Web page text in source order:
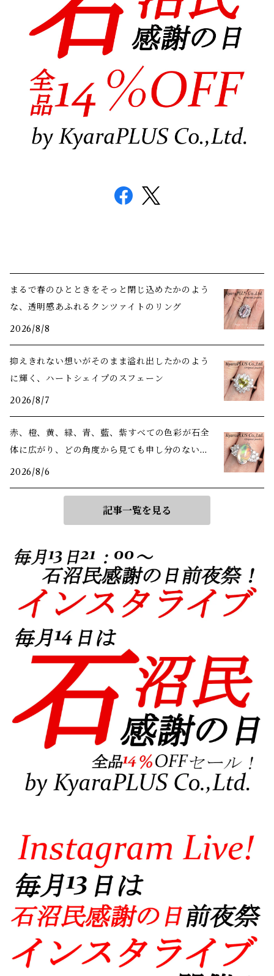
まるで春のひとときをそっと閉じ込めたかのよう
な、透明感あふれるクンツァイトのリング
2026/8/8
抑えきれない想いがそのまま溢れ出したかのよう
に輝く、ハートシェイプのスフェーン
2026/8/7
赤、橙、黄、緑、青、藍、紫――すべての色彩が石全
体に広がり、どの角度から見ても申し分のない美
しさ
2026/8/6
記事一覧を見る